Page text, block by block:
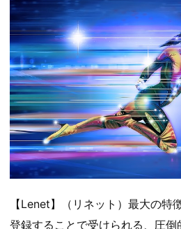
【Lenet】（リネット）最大の特
登録することで受けられる、圧